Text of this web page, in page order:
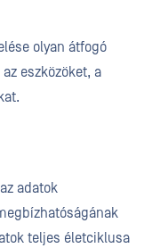
olyan átfogó
eszközöket, a
adatok
teljes életciklusa